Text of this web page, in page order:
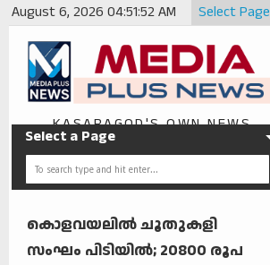
August 6, 2026 04:51:52 AM Select Page
KASARAGOD'S OWN NEWS
Select a Page
കൊളവയലിൽ ചൂതുകളി
സംഘം പിടിയിൽ; 20800 രൂപ